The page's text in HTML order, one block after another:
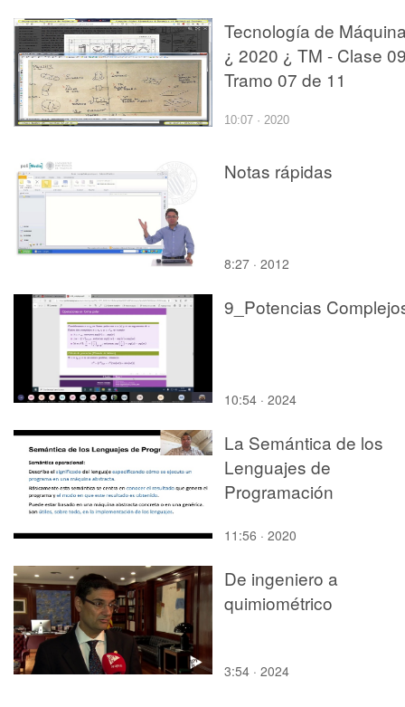
Tecnología de
¿ 2020 ¿ TM - Clase
Tramo 07 de 11
10:07 · 2020
Notas rápidas
8:27 · 2012
9_Potencias
10:54 · 2024
La Semántica de los
Lenguajes de
Programación
11:56 · 2020
De ingeniero a
quimiométrico
3:54 · 2024